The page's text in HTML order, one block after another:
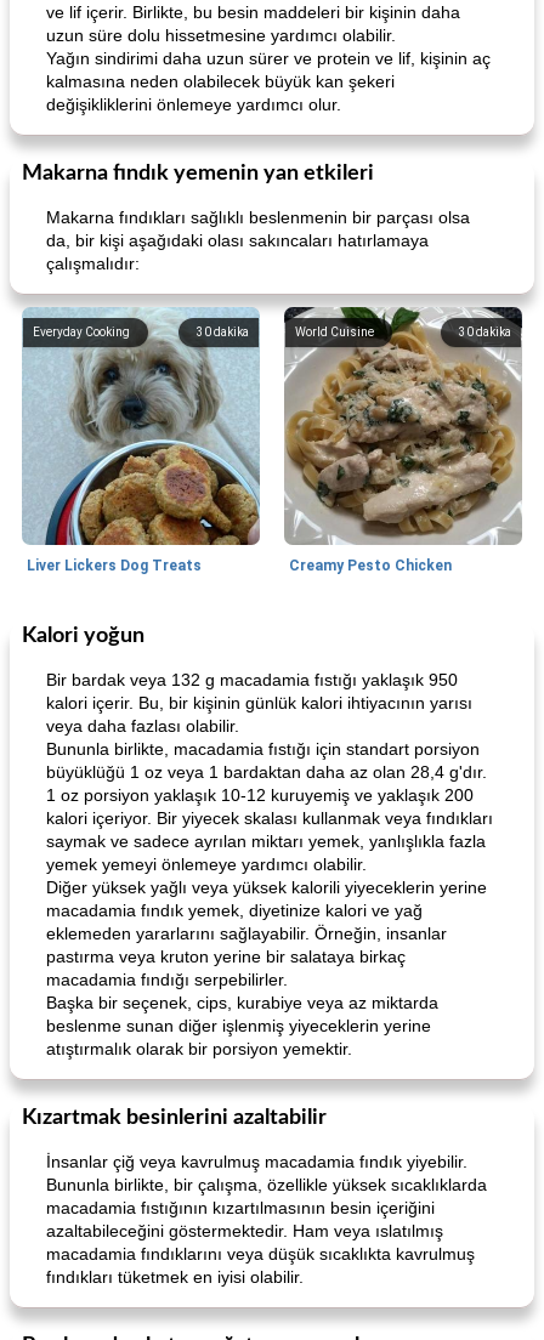
ve lif içerir. Birlikte, bu besin maddeleri bir kişinin daha
uzun süre dolu hissetmesine yardımcı olabilir.
Yağın sindirimi daha uzun sürer ve protein ve lif, kişinin aç
kalmasına neden olabilecek büyük kan şekeri
değişikliklerini önlemeye yardımcı olur.
Makarna fındık yemenin yan etkileri
Makarna fındıkları sağlıklı beslenmenin bir parçası olsa
da, bir kişi aşağıdaki olası sakıncaları hatırlamaya
çalışmalıdır:
30dakika
Everyday Cooking
Liver Lickers Dog Treats
30dakika
World Cuisine
Creamy Pesto Chicken
Pork
Lime, Chili and Brown Sugar Pork Chops Hazelnut-Crusted Salmon
Kalori yoğun
Bir bardak veya 132 g macadamia fıstığı yaklaşık 950
kalori içerir. Bu, bir kişinin günlük kalori ihtiyacının yarısı
veya daha fazlası olabilir.
Bununla birlikte, macadamia fıstığı için standart porsiyon
büyüklüğü 1 oz veya 1 bardaktan daha az olan 28,4 g'dır.
1 oz porsiyon yaklaşık 10-12 kuruyemiş ve yaklaşık 200
kalori içeriyor. Bir yiyecek skalası kullanmak veya fındıkları
saymak ve sadece ayrılan miktarı yemek, yanlışlıkla fazla
yemek yemeyi önlemeye yardımcı olabilir.
Diğer yüksek yağlı veya yüksek kalorili yiyeceklerin yerine
macadamia fındık yemek, diyetinize kalori ve yağ
eklemeden yararlarını sağlayabilir. Örneğin, insanlar
pastırma veya kruton yerine bir salataya birkaç
macadamia fındığı serpebilirler.
Başka bir seçenek, cips, kurabiye veya az miktarda
beslenme sunan diğer işlenmiş yiyeceklerin yerine
atıştırmalık olarak bir porsiyon yemektir.
Kızartmak besinlerini azaltabilir
İnsanlar çiğ veya kavrulmuş macadamia fındık yiyebilir.
Bununla birlikte, bir çalışma, özellikle yüksek sıcaklıklarda
macadamia fıstığının kızartılmasının besin içeriğini
azaltabileceğini göstermektedir. Ham veya ıslatılmış
macadamia fındıklarını veya düşük sıcaklıkta kavrulmuş
fındıkları tüketmek en iyisi olabilir.